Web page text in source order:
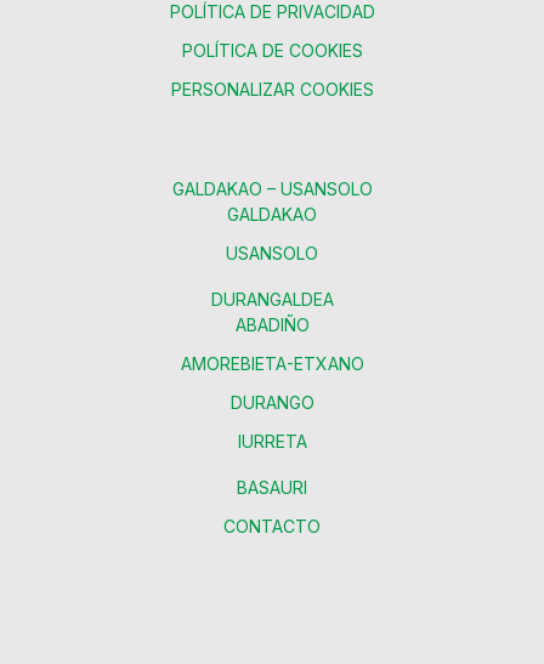
POLÍTICA DE PRIVACIDAD
POLÍTICA DE COOKIES
PERSONALIZAR COOKIES
GALDAKAO – USANSOLO
GALDAKAO
USANSOLO
DURANGALDEA
ABADIÑO
AMOREBIETA-ETXANO
DURANGO
IURRETA
BASAURI
CONTACTO